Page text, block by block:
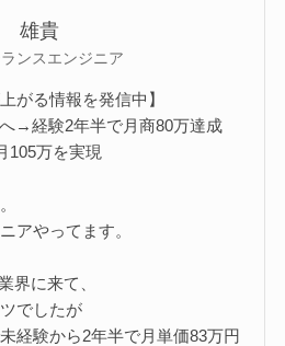
雄貴
ンスエンジニア
がる情報を発信中】
→経験2年半で月商80万達成
105万を実現
アやってます。
界に来て、
でしたが
経験から2年半で月単価83万円